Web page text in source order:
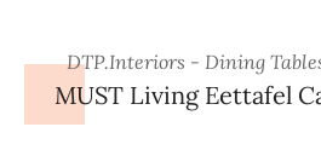
DTP.Interiors - Dining
MUST Living Eettafel